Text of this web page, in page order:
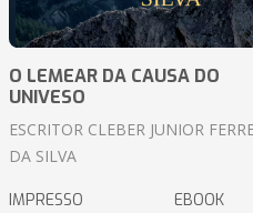
O LEMEAR DA CAUSA DO
UNIVESO
ESCRITOR CLEBER JUNIOR
DA SILVA
IMPRESSO EBOOK